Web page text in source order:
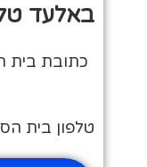
באלעד
כתובת בית
טלפון בית הספר: 03-